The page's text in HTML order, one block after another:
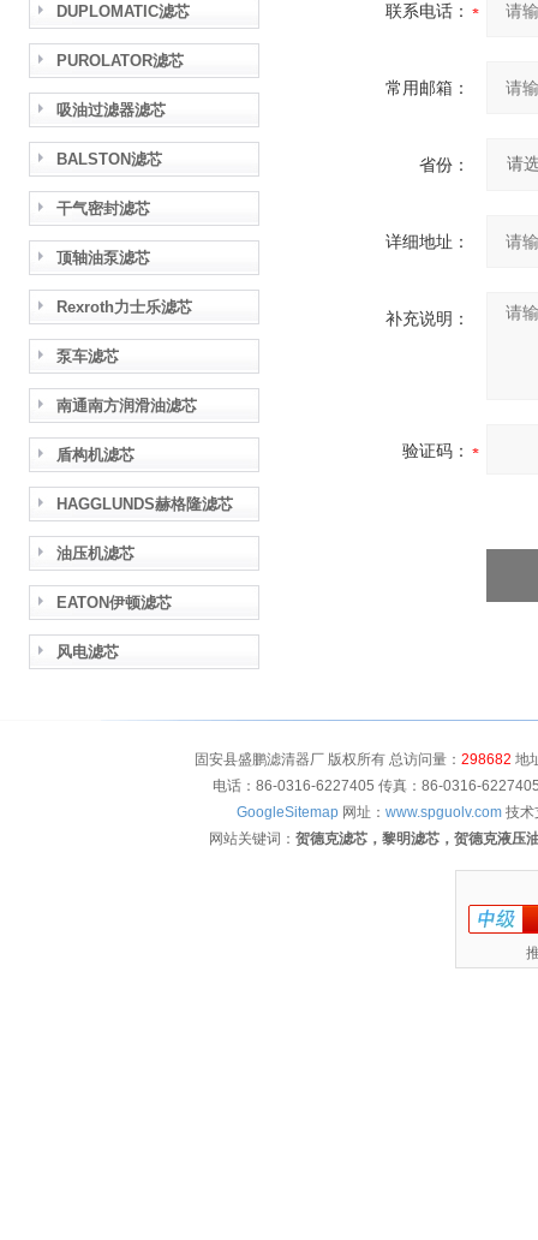
DUPLOMATIC滤芯
PUROLATOR滤芯
吸油过滤器滤芯
BALSTON滤芯
干气密封滤芯
顶轴油泵滤芯
Rexroth力士乐滤芯
泵车滤芯
南通南方润滑油滤芯
盾构机滤芯
HAGGLUNDS赫格隆滤芯
油压机滤芯
EATON伊顿滤芯
风电滤芯
联系电话：
常用邮箱：
省份：
详细地址：
补充说明：
验证码：
固安县盛鹏滤清器厂 版权所有 总访问量： 298682 地
电话：86-0316-6227405 传真：86-0316-
GoogleSitemap 网址： www.spguolv.com 技术
网站关键词： 贺德克滤芯，黎明滤芯，贺德克液压